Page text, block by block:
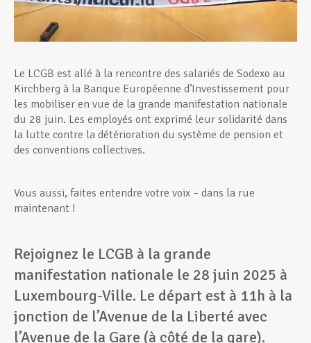
Le LCGB est allé à la rencontre des salariés de Sodexo au
Kirchberg à la Banque Européenne d’Investissement pour
les mobiliser en vue de la grande manifestation nationale
du 28 juin. Les employés ont exprimé leur solidarité dans
la lutte contre la détérioration du système de pension et
des conventions collectives.
Vous aussi, faites entendre votre voix – dans la rue
maintenant !
Rejoignez le LCGB à la grande
manifestation nationale le 28 juin 2025 à
Luxembourg-Ville. Le départ est à 11h à la
jonction de l’Avenue de la Liberté avec
l’Avenue de la Gare (à côté de la gare).